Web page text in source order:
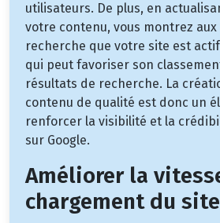
utilisateurs. De plus, en
votre contenu, vous montrez
recherche que votre site est
qui peut favoriser son
résultats de recherche. La
contenu de qualité est donc un
renforcer la visibilité et la
sur Google.
Améliorer la
chargement du site